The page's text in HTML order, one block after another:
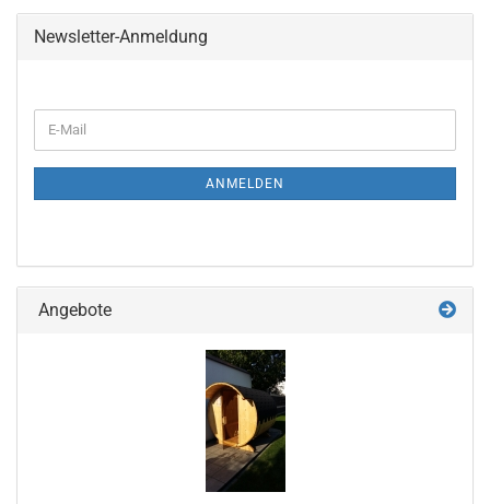
Newsletter-Anmeldung
ZUR
NEWSLETTER-
E-
Mail
ANMELDEN
Angebote